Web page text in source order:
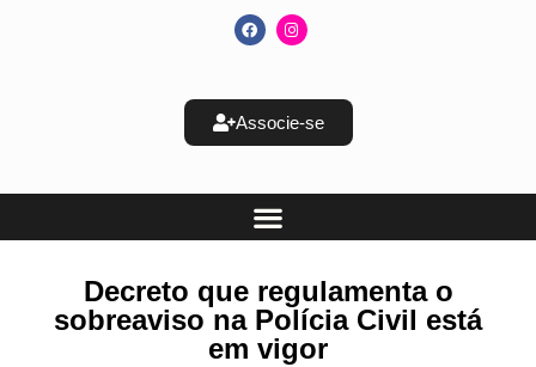
Associe-se
Decreto que regulamenta o
sobreaviso na Polícia Civil está
em vigor